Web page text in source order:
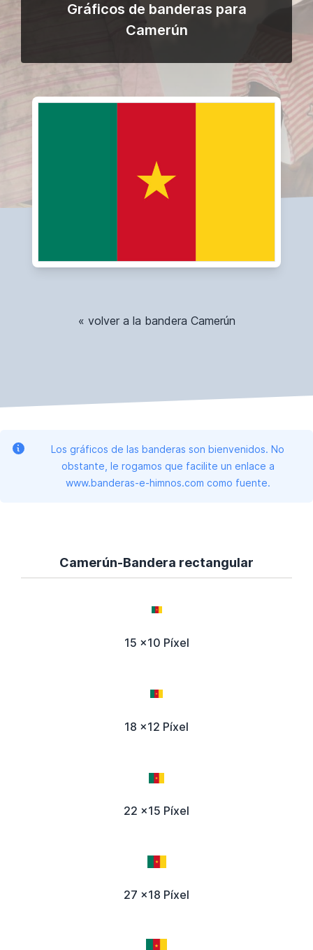
Gráficos de banderas para
Camerún
« volver a la bandera Camerún
Los gráficos de las banderas son bienvenidos. No
obstante, le rogamos que facilite un enlace a
www.banderas-e-himnos.com como fuente.
Camerún-Bandera rectangular
15 x10 Píxel
18 x12 Píxel
22 x15 Píxel
27 x18 Píxel